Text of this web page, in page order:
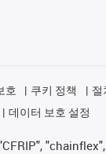
호 쿠키 정책
절
데이터 보호 설정